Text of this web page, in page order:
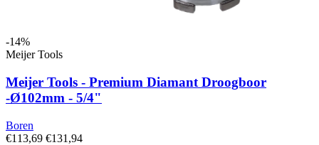
-14%
Meijer Tools
Meijer Tools - Premium Diamant Droogboor
-Ø102mm - 5/4"
Boren
€113,69 €131,94